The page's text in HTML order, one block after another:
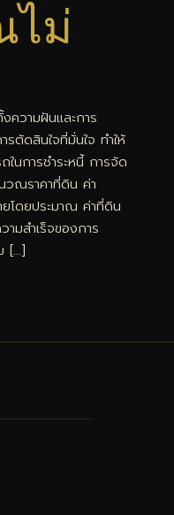
ไม่
ความฝันและการ
ตัดสินใจที่มั่นใจ ทำให้
ในการชำระหนี้ การจัด
วณราคาที่ดิน ค่า
โดยประมาณ ค่าที่ดิน
มสำเร็จของการ
[…]